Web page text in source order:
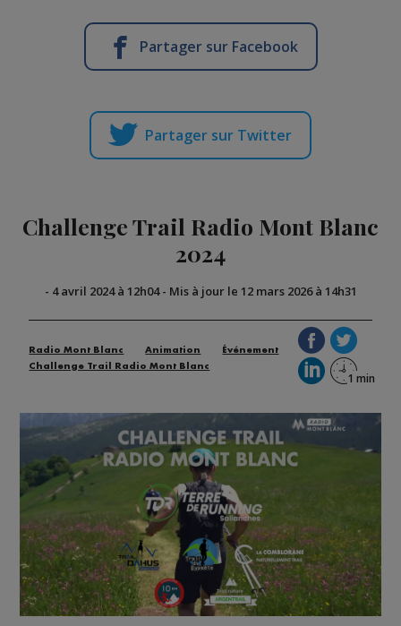
Partager sur Facebook
Partager sur Twitter
Challenge Trail Radio Mont Blanc
2024
- 4 avril 2024 à 12h04- Mis à jour le 12 mars 2026 à 14h31
Radio Mont Blanc Animation
Événement
Challenge Trail Radio Mont Blanc